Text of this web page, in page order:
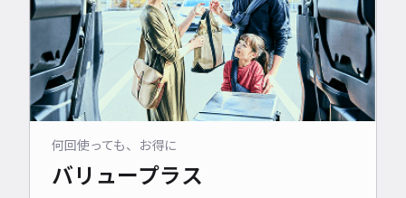
何回使っても、お得に
バリュープラス